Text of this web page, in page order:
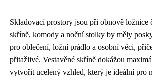
Skladovací prostory jsou při obnově ložnice
skříně, komody a noční stolky by měly
pro oblečení, ložní prádlo a osobní věci,
přitažlivé. Vestavěné skříně dokážou
vytvořit ucelený vzhled, který je ideální pro